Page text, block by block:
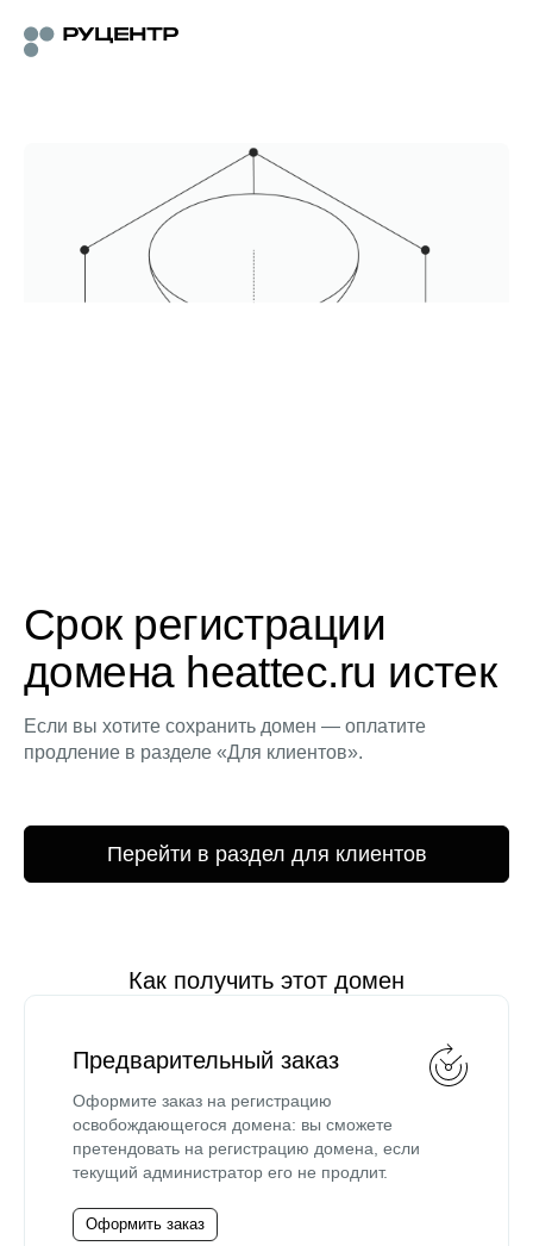
Срок регистрации
домена heattec.ru истек
Если вы хотите сохранить домен — оплатите
продление в разделе «Для клиентов».
Перейти в раздел для клиентов
Как получить этот домен
Предварительный заказ
Оформите заказ на регистрацию
освобождающегося домена: вы сможете
претендовать на регистрацию домена, если
текущий администратор его не продлит.
Оформить заказ